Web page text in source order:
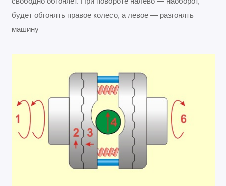
будет обгонять правое колесо, а левое — разгонять
машину